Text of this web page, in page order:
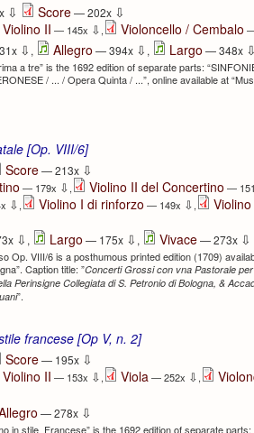
⇩ Score— 202x ⇩
Violino II — 145x ⇩, Violoncello / Cembalo
⇩ , Allegro — 394x ⇩ , Largo — 348x
a tre” is the 1692 edition of separate parts:
/ ... / Opera Quinta / ...”, online available at
[Op. VIII/6]
Score— 213x ⇩
— 179x ⇩, Violino II del Concertino —
⇩, Violino I di rinforzo — 149x ⇩,
⇩ , Largo — 175x ⇩ , Vivace— 273x ⇩
Op. VIII/6 is a posthumous printed edition (1709)
Caption title: ”Concerti Grossi con vna Pastorale
Perinsigne Collegiata di S. Petronio di Bologna, &
”.
francese [Op V, n. 2]
Score— 195x ⇩
Violino II — 153x ⇩, Viola — 252x ⇩,
— 278x ⇩
in stile Francese” is the 1692 edition of separate parts: